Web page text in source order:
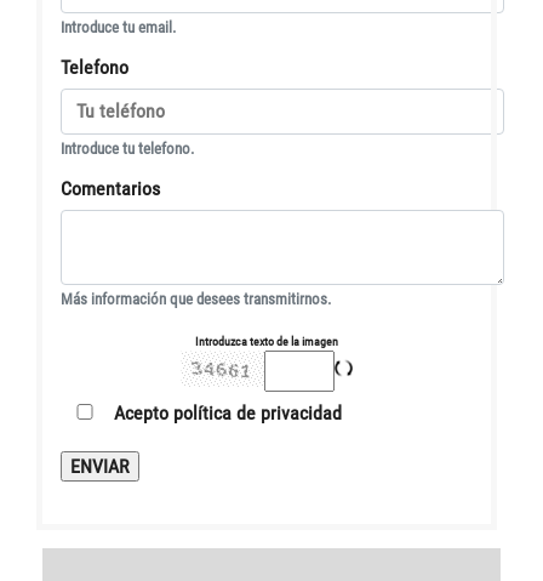
Introduce tu email.
Telefono
Introduce tu telefono.
Comentarios
Más información que desees transmitirnos.
Introduzca texto de la imagen
Acepto política de privacidad